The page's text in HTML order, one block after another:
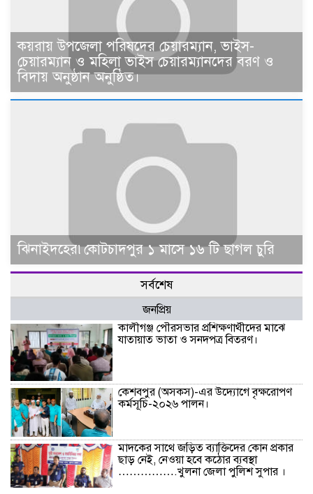
কয়রায় উপজেলা পরিষদের চেয়ারম্যান, ভাইস-
চেয়ারম্যান ও মহিলা ভাইস চেয়ারম্যানদের বরণ ও
বিদায় অনুষ্ঠান অনুষ্ঠিত।
ঝিনাইদহের৷কোটচাদপুর ১ মাসে ১৬ টি ছাগল চুরি
সর্বশেষ
জনপ্রিয়
কালীগঞ্জ পৌরসভার প্রশিক্ষণার্থীদের মাঝে
যাতায়াত ভাতা ও সনদপত্র বিতরণ।
কেশবপুর (অসকস)-এর উদ্যোগে বৃক্ষরোপণ
কর্মসূচি-২০২৬ পালন।
মাদকের সাথে জড়িত ব্যাক্তিদের কোন প্রকার
ছাড় নেই, নেওয়া হবে কঠোর ব্যবস্থা
…………….খুলনা জেলা পুলিশ সুপার ।